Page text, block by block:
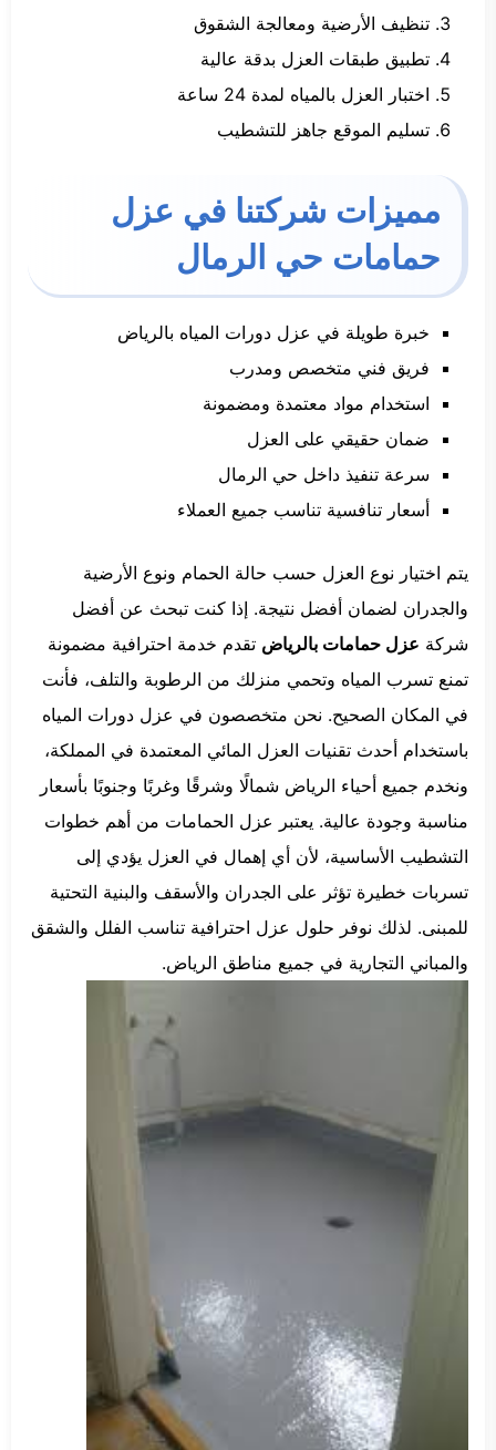
تنظيف الأرضية ومعالجة الشقوق
تطبيق طبقات العزل بدقة عالية
اختبار العزل بالمياه لمدة 24 ساعة
تسليم الموقع جاهز للتشطيب
مميزات شركتنا في عزل
حمامات حي الرمال
خبرة طويلة في عزل دورات المياه بالرياض
فريق فني متخصص ومدرب
استخدام مواد معتمدة ومضمونة
ضمان حقيقي على العزل
سرعة تنفيذ داخل حي الرمال
أسعار تنافسية تناسب جميع العملاء
يتم اختيار نوع العزل حسب حالة الحمام ونوع الأرضية
والجدران لضمان أفضل نتيجة. إذا كنت تبحث عن أفضل
شركة عزل حمامات بالرياض تقدم خدمة احترافية مضمونة
تمنع تسرب المياه وتحمي منزلك من الرطوبة والتلف، فأنت
في المكان الصحيح. نحن متخصصون في عزل دورات المياه
باستخدام أحدث تقنيات العزل المائي المعتمدة في المملكة،
ونخدم جميع أحياء الرياض شمالًا وشرقًا وغربًا وجنوبًا بأسعار
مناسبة وجودة عالية. يعتبر عزل الحمامات من أهم خطوات
التشطيب الأساسية، لأن أي إهمال في العزل يؤدي إلى
تسربات خطيرة تؤثر على الجدران والأسقف والبنية التحتية
للمبنى. لذلك نوفر حلول عزل احترافية تناسب الفلل والشقق
والمباني التجارية في جميع مناطق الرياض.